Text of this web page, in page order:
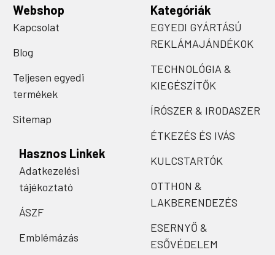
Webshop
Kapcsolat
Blog
Teljesen egyedi
termékek
Sitemap
Hasznos Linkek
Adatkezelési
tájékoztató
ÁSZF
Emblémázás
Kategóriák
EGYEDI GYÁRTÁSÚ
REKLÁMAJÁNDÉKOK
TECHNOLÓGIA &
KIEGÉSZÍTŐK
ÍRÓSZER & IRODASZER
ÉTKEZÉS ÉS IVÁS
KULCSTARTÓK
OTTHON &
LAKBERENDEZÉS
ESERNYŐ &
ESŐVÉDELEM